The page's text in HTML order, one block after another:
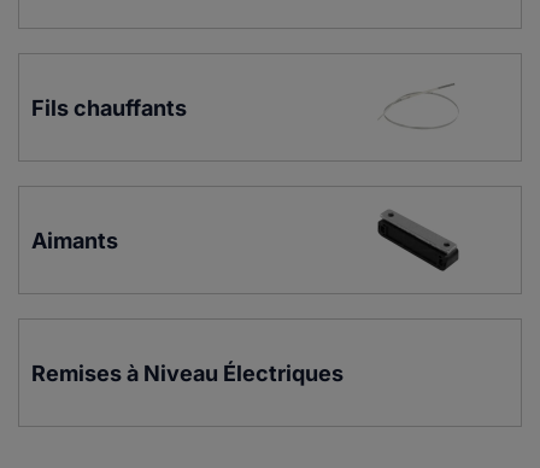
Fils chauffants
Aimants
Remises à Niveau Électriques